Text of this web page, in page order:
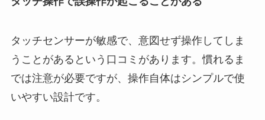
タッチセンサーが敏感で、意図せず操作してしま
うことがあるという口コミがあります。慣れるま
では注意が必要ですが、操作自体はシンプルで使
いやすい設計です。